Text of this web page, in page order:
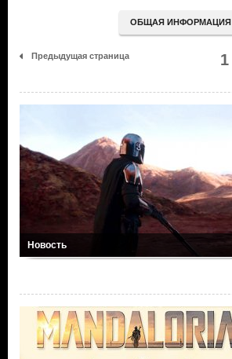
ОБЩАЯ ИНФОРМАЦИЯ
Предыдущая страница 1
Новость